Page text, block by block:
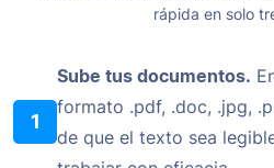
rápida en solo
1
Sube tus documentos.
formato .pdf, .doc, .jpg,
de que el texto sea